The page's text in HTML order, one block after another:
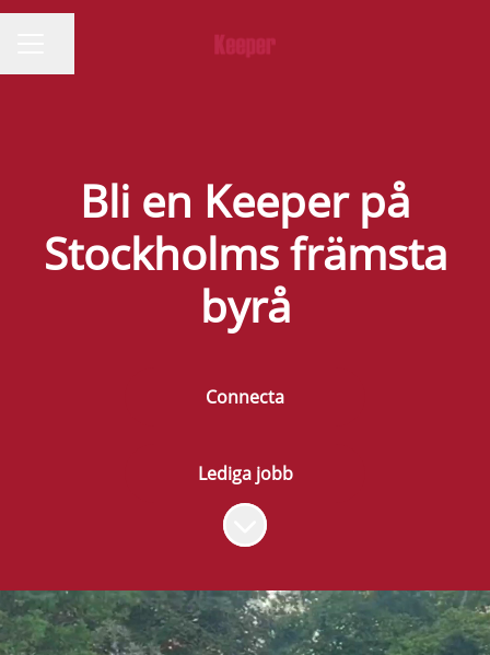
Bli en Keeper på
Stockholms främsta
byrå
Connecta
Lediga jobb
Skrolla för mer innehåll